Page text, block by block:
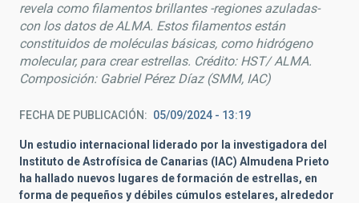
revela como filamentos brillantes -regiones azuladas-
con los datos de ALMA. Estos filamentos están
constituidos de moléculas básicas, como hidrógeno
molecular, para crear estrellas. Crédito: HST/ ALMA.
Composición: Gabriel Pérez Díaz (SMM, IAC)
FECHA DE PUBLICACIÓN 05/09/2024 - 13:19
Un estudio internacional liderado por la investigadora del
Instituto de Astrofísica de Canarias (IAC) Almudena Prieto
ha hallado nuevos lugares de formación de estrellas, en
forma de pequeños y débiles cúmulos estelares, alrededor